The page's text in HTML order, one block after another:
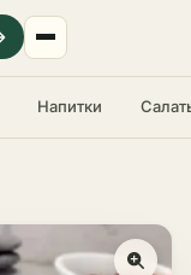
Напитки